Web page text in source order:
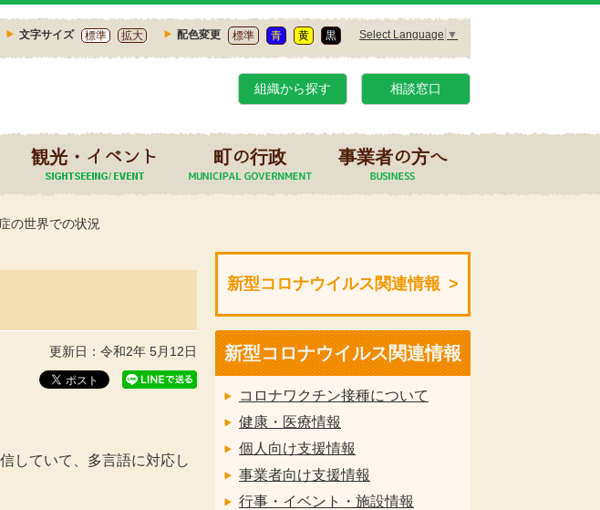
文字サイズ 標準 拡大 配色変更 標準 青 黄 黒 Select Language ▼
組織から探す 相談窓口
観光・イベント 町の行政 事業者の方へ
の世界での状況
更新日：令和2年 5月12日
していて、多言語に対応し
新型コロナウイルス関連情報
新型コロナウイルス関連情報
コロナワクチン接種について
健康・医療情報
個人向け支援情報
事業者向け支援情報
行事・イベント・施設情報